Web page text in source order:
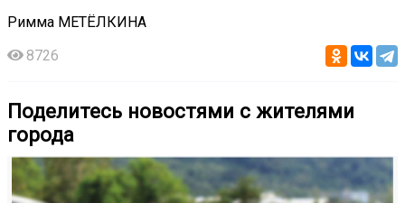
Римма МЕТЁЛКИНА
8726
Поделитесь новостями с жителями
города